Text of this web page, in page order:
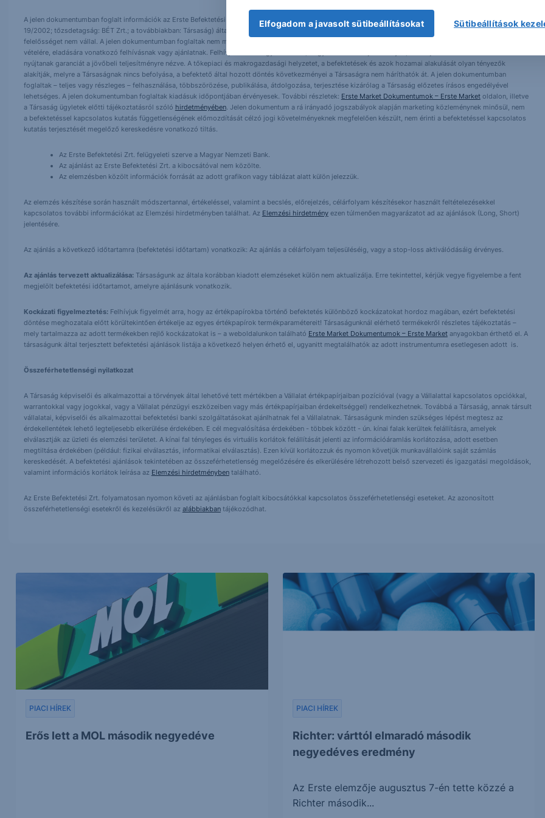
A jelen dokumentumban foglalt információk az Erste Befektetési Zrt. (székhely: 1138 Budapest, Népfürdő u. 24-26.; tev. eng. szám: E-III/324/2008 és III/75.005-
19/2002; tőzsdetagság: BÉT Zrt.; a továbbiakban: Társaság) által hitelesnek tartott forrásokon alapulnak, de azokért a Társaság szavatosságot vagy
felelősséget nem vállal. A jelen dokumentumban foglaltak nem minősíthetők befektetésre való ösztönzésnek, befektetési tanácsadásnak, értékpapír jegyzésére,
vételére, eladására vonatkozó felhívásnak vagy ajánlatnak. Felhívjuk szíves figyelmét arra, hogy a múltbeli teljesítmények, illetve jövőbeli becslések nem
nyújtanak garanciát a jövőbeli teljesítményre nézve. A tőkepiaci és makrogazdasági helyzetet, a befektetések és azok hozamai alakulását olyan tényezők
alakítják, melyre a Társaságnak nincs befolyása, a befektető által hozott döntés következményei a Társaságra nem háríthatók át. A jelen dokumentumban
foglaltak – teljes vagy részleges – felhasználása, többszörözése, publikálása, átdolgozása, terjesztése kizárólag a Társaság előzetes írásos engedélyével
lehetséges. A jelen dokumentumban foglaltak kiadásuk időpontjában érvényesek. További részletek: Erste Market Dokumentumok – Erste Marketoldalon, illetve
a Társaság ügyletek előtti tájékoztatásról szóló hirdetményében. Jelen dokumentum a rá irányadó jogszabályok alapján marketing közleménynek minősül, nem
a befektetéssel kapcsolatos kutatás függetlenségének előmozdítását célzó jogi követelményeknek megfelelően készült, nem érinti a befektetéssel kapcsolatos
kutatás terjesztését megelőző kereskedésre vonatkozó tiltás.
Az Erste Befektetési Zrt. felügyeleti szerve a Magyar Nemzeti Bank.
Az ajánlást az Erste Befektetési Zrt. a kibocsátóval nem közölte.
Az elemzésben közölt információk forrását az adott grafikon vagy táblázat alatt külön jelezzük.
Az elemzés készítése során használt módszertannal, értékeléssel, valamint a becslés, előrejelzés, célárfolyam készítésekor használt feltételezésekkel
kapcsolatos további információkat az Elemzési hirdetményben találhat. Az Elemzési hirdetményezen túlmenően magyarázatot ad az ajánlások (Long, Short)
jelentésére.
Az ajánlás a következő időtartamra (befektetési időtartam) vonatkozik: Az ajánlás a célárfolyam teljesüléséig, vagy a stop-loss aktiválódásáig érvényes.
Az ajánlás tervezett aktualizálása:Társaságunk az általa korábban kiadott elemzéseket külön nem aktualizálja. Erre tekintettel, kérjük vegye figyelembe a fent
megjelölt befektetési időtartamot, amelyre ajánlásunk vonatkozik.
Kockázati figyelmeztetés:Felhívjuk figyelmét arra, hogy az értékpapírokba történő befektetés különböző kockázatokat hordoz magában, ezért befektetési
döntése meghozatala előtt körültekintően értékelje az egyes értékpapírok termékparamétereit! Társaságunknál elérhető termékekről részletes tájékoztatás –
mely tartalmazza az adott termékekben rejlő kockázatokat is – a weboldalunkon található Erste Market Dokumentumok – Erste Marketanyagokban érthető el. A
társaságunk által terjesztett befektetési ajánlások listája a következő helyen érhető el, ugyanitt megtalálhatók az adott instrumentumra esetlegesen adott is.
Összeférhetetlenségi nyilatkozat
A Társaság képviselői és alkalmazottai a törvények által lehetővé tett mértékben a Vállalat értékpapírjaiban pozícióval (vagy a Vállalattal kapcsolatos opciókkal,
warrantokkal vagy jogokkal, vagy a Vállalat pénzügyi eszközeiben vagy más értékpapírjaiban érdekeltséggel) rendelkezhetnek. Továbbá a Társaság, annak társult
vállalatai, képviselői és alkalmazottai befektetési banki szolgáltatásokat ajánlhatnak fel a Vállalatnak. Társaságunk minden szükséges lépést megtesz az
érdekellentétek lehető legteljesebb elkerülése érdekében. E cél megvalósítása érdekében - többek között - ún. kínai falak kerültek felállításra, amelyek
elválasztják az üzleti és elemzési területet. A kínai fal tényleges és virtuális korlátok felállítását jelenti az információáramlás korlátozása, adott esetben
megtiltása érdekében (például: fizikai elválasztás, informatikai elválasztás). Ezen kívül korlátozzuk és nyomon követjük munkavállalóink saját számlás
kereskedését. A befektetési ajánlások tekintetében az összeférhetetlenség megelőzésére és elkerülésére létrehozott belső szervezeti és igazgatási megoldások,
valamint információs korlátok leírása az Elemzési hirdetménybentalálható.
Az Erste Befektetési Zrt. folyamatosan nyomon követi az ajánlásban foglalt kibocsátókkal kapcsolatos összeférhetetlenségi eseteket. Az azonosított
összeférhetetlenségi esetekről és kezelésükről az alábbiakbantájékozódhat.
Erős lett a MOL második negyedéve
PIACI HÍREK
Richter: várttól elmaradó második
negyedéves eredmény
PIACI HÍREK
Az Erste elemzője augusztus 7-én tette közzé a
Richter második...
Elfogadom a javasolt sütibeállításokat Sütibeállítások